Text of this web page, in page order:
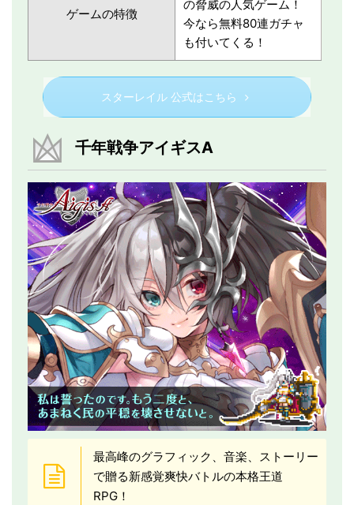
ゲームの特徴
の脅威の人気ゲーム！
今なら無料80連ガチャ
も付いてくる！
スターレイル 公式はこちら
千年戦争アイギスA
最高峰のグラフィック、音楽、ストーリー
で贈る新感覚爽快バトルの本格王道
RPG！